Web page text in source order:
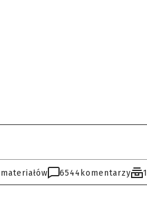
materiałów 6544 komentarzy